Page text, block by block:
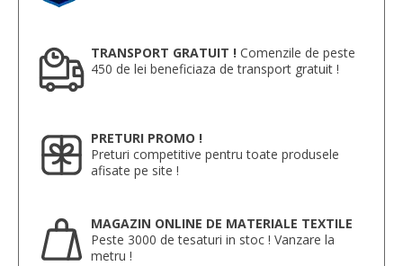
TRANSPORT GRATUIT ! Comenzile de peste
450 de lei beneficiaza de transport gratuit !
PRETURI PROMO !
Preturi competitive pentru toate produsele
afisate pe site !
MAGAZIN ONLINE DE MATERIALE TEXTILE
Peste 3000 de tesaturi in stoc ! Vanzare la
metru !